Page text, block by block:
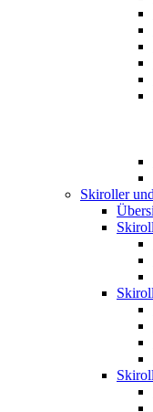
Skiroller